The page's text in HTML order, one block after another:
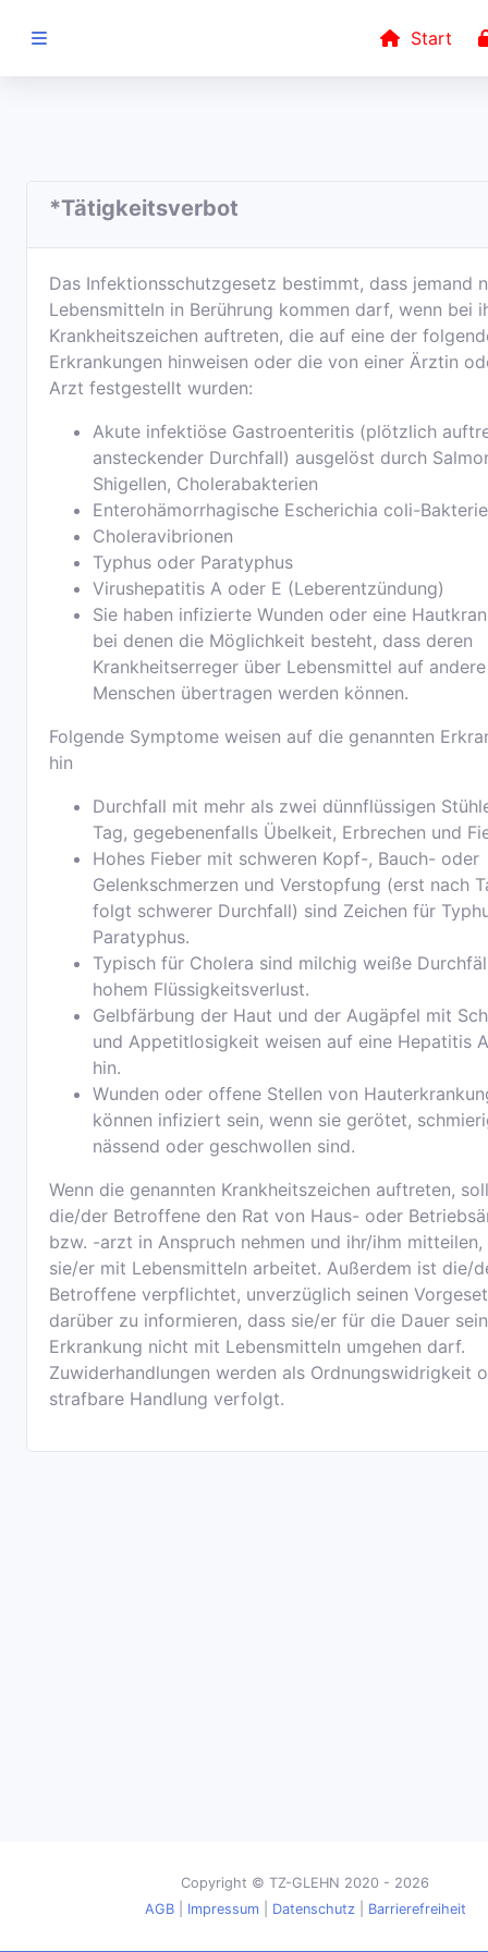
0 2182 - 8507 -
Elternerklärung
Belehrungsportal
Deutsch
Start
*Tätigkeitsverbot
Das Infektionsschutzgesetz bestimmt, dass jemand
Lebensmitteln in Berührung kommen darf, wenn bei
Krankheitszeichen auftreten, die auf eine der
Erkrankungen hinweisen oder die von einer Ärztin
Arzt festgestellt wurden:
Akute infektiöse Gastroenteritis (plötzlich
ansteckender Durchfall) ausgelöst durch
Shigellen, Cholerabakterien
Enterohämorrhagische Escherichia coli-
Choleravibrionen
Typhus oder Paratyphus
Virushepatitis A oder E (Leberentzündung)
Sie haben infizierte Wunden oder eine
bei denen die Möglichkeit besteht, dass deren
Krankheitserreger über Lebensmittel auf andere
Menschen übertragen werden können.
Folgende Symptome weisen auf die genannten
hin
Durchfall mit mehr als zwei dünnflüssigen
Tag, gegebenenfalls Übelkeit, Erbrechen und
Hohes Fieber mit schweren Kopf-, Bauch- oder
Gelenkschmerzen und Verstopfung (erst nach
folgt schwerer Durchfall) sind Zeichen für
Paratyphus.
Typisch für Cholera sind milchig weiße
hohem Flüssigkeitsverlust.
Gelbfärbung der Haut und der Augäpfel mit
und Appetitlosigkeit weisen auf eine Hepatitis
hin.
Wunden oder offene Stellen von
können infiziert sein, wenn sie gerötet,
nässend oder geschwollen sind.
Wenn die genannten Krankheitszeichen auftreten,
die/der Betroffene den Rat von Haus- oder
bzw. -arzt in Anspruch nehmen und ihr/ihm mitteilen,
sie/er mit Lebensmitteln arbeitet. Außerdem ist die/
Betroffene verpflichtet, unverzüglich seinen
darüber zu informieren, dass sie/er für die Dauer
Erkrankung nicht mit Lebensmitteln umgehen darf.
Zuwiderhandlungen werden als Ordnungswidrigkeit
strafbare Handlung verfolgt.
Copyright © TZ-GLEHN 2020 - 2026
AGB| Impressum| Datenschutz| Barrierefreiheit